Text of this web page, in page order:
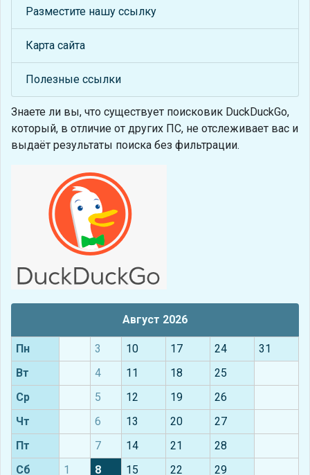
Разместите нашу ссылку
Карта сайта
Полезные ссылки
Знаете ли вы, что существует поисковик DuckDuckGo,
который, в отличие от других ПС, не отслеживает вас и
выдаёт результаты поиска без фильтрации.
Август 2026
Пн 3 10 17 24
31
Вт
4 11 18
25
Ср
5 12 19
26
Чт
6 13 20
27
Пт
7 14 21
28
Сб
1 8 15 22 29